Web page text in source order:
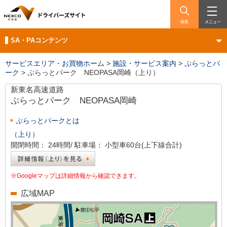
検索 メニュー
SA・PAコンテンツ
サービスエリア・お買物ホーム > 施設・サービス案内 > ぷらっとパ
ーク > ぷらっとパーク NEOPASA岡崎（上り）
新東名高速道路
ぷらっとパーク NEOPASA岡崎
ぷらっとパークとは
（上り）
開閉時間：
24時間/ 駐車場： 小型車60台(上下線合計)
※Googleマップは詳細情報から確認できます。
広域MAP